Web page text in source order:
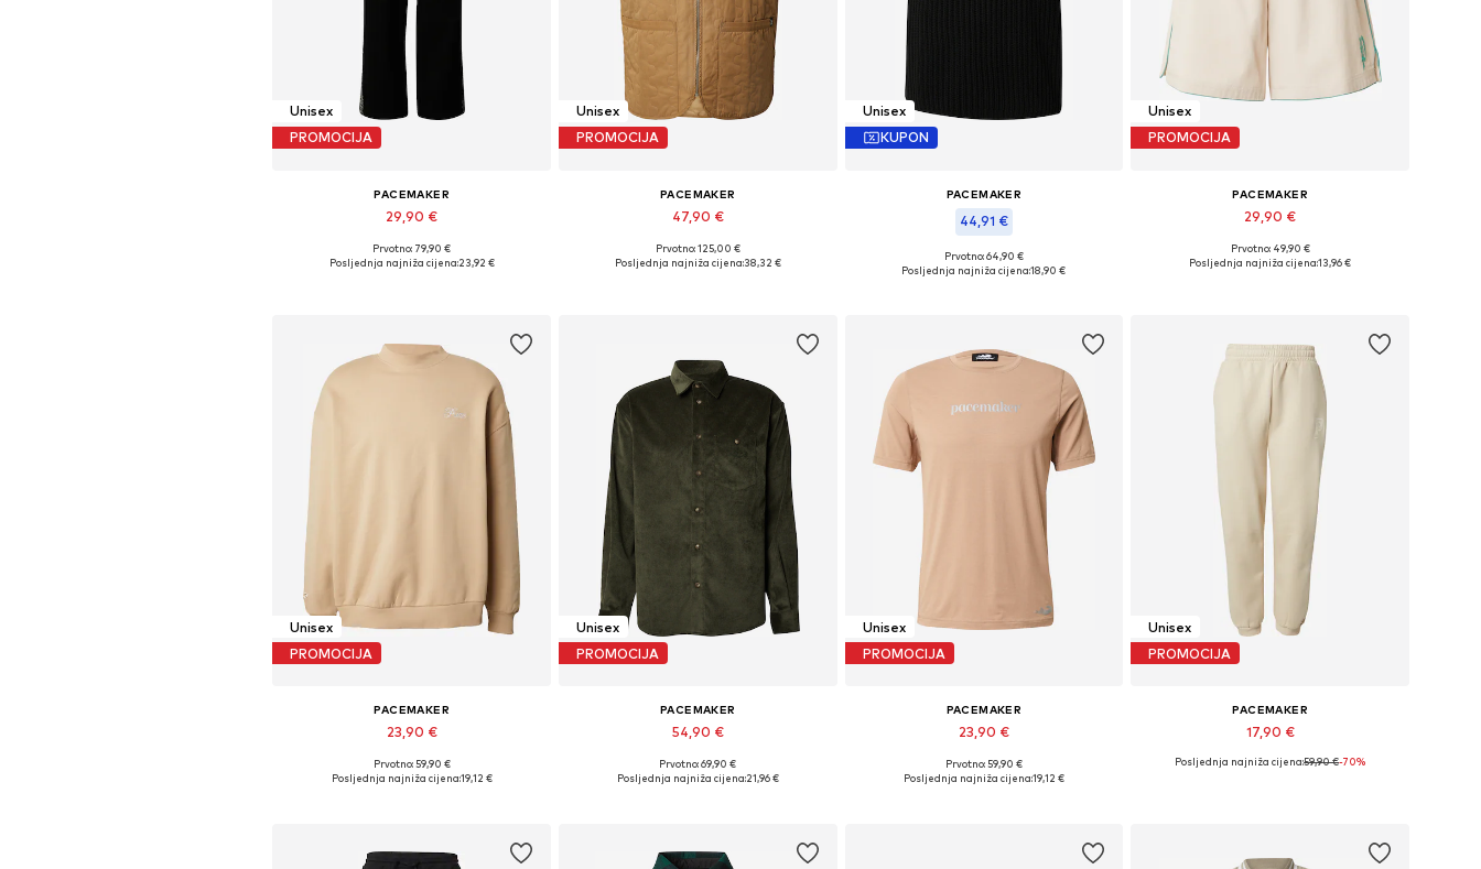
Unisex
PROMOCIJA
PACEMAKER
29,90 €
Dostupne veličine: 34, 38, 40, 42
Prvotno: 79,90 €
Posljednja najniža cijena:23,92 €
Unisex
PROMOCIJA
PACEMAKER
47,90 €
Dostupne veličine: M, L, XL, XXL, XXXL
Prvotno: 125,00 €
Posljednja najniža cijena:38,32 €
Unisex
KUPON
PACEMAKER
44,91 €
Dostupne veličine: L-XL, XXL-XXXL
Prvotno: 64,90 €
Posljednja najniža cijena:18,90 €
Unisex
PROMOCIJA
PACEMAKER
29,90 €
Dostupne veličine: 36, 38
Prvotno: 49,90 €
Posljednja najniža cijena:13,96 €
Unisex
PROMOCIJA
PACEMAKER
23,90 €
Dostupne veličine: L, XL
Prvotno: 59,90 €
Posljednja najniža cijena:19,12 €
Unisex
PROMOCIJA
PACEMAKER
54,90 €
Dostupne veličine: L, XL
Prvotno: 69,90 €
Posljednja najniža cijena:21,96 €
Unisex
PROMOCIJA
PACEMAKER
23,90 €
Dostupne veličine: L, XL, XXL, XXXL
Prvotno: 59,90 €
Posljednja najniža cijena:19,12 €
Unisex
PROMOCIJA
PACEMAKER
17,90 €
Dostupne veličine: 34, 36
Posljednja najniža cijena:59,90 €-70%